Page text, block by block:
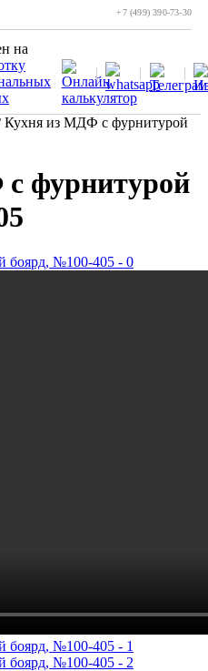
+7 (499) 390-73-30
на
Кухня из МДФ с фурнитурой
фурнитурой